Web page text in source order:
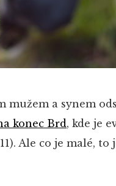
mužem a synem
konec Brd, kde je
Ale co je malé, to